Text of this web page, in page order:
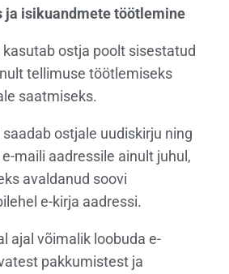
ja isikuandmete töötlemine
ostja poolt sisestatud
tellimuse töötlemiseks
saatmiseks.
ostjale uudiskirju ning
maili aadressile ainult juhul,
avaldanud soovi
e-kirja aadressi.
ajal võimalik loobuda e-
pakkumistest ja